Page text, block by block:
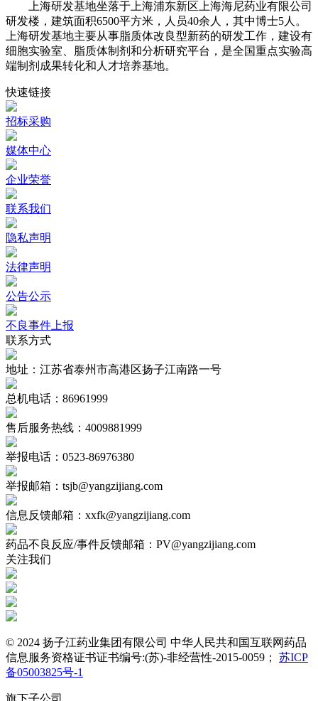
上海研发基地坐落于上海浦东新区上海海尼药业有限公司
研发楼，建筑面积6500平方米，人员40余人，其中博士5人。
上海研发基地主要从事脂质体改良型新药的研发工作，建设有
细胞实验室、脂质体制剂和分析研究平台，是全国重点实验高
端制剂成果转化和人才培养基地。
快速链接
招标采购
媒体中心
企业荣誉
联系我们
隐私声明
法律声明
公告公示
不良事件上报
联系方式
地址：江苏省泰州市高港区扬子江南路一号
总机电话：86961999
售后服务热线：4009881999
举报电话：0523-86976380
举报邮箱：tsjb@yangzijiang.com
信息反馈邮箱：xxfk@yangzijiang.com
药品不良反应/事件反馈邮箱：PV@yangzijiang.com
关注我们
© 2024 扬子江药业集团有限公司 中华人民共和国互联网药品
信息服务资格证书证书编号:(苏)-非经营性-2015-0059； 苏ICP
备05003825号-1